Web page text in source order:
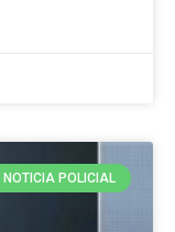
NOTICIA POLICIAL